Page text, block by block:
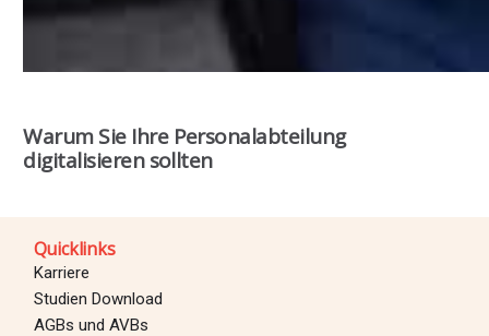
Warum Sie Ihre Personalabteilung
digitalisieren sollten
Quicklinks
Karriere
Studien Download
AGBs und AVBs